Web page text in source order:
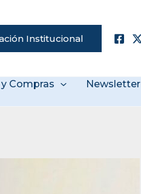
Institucional
Compras
Newsletter